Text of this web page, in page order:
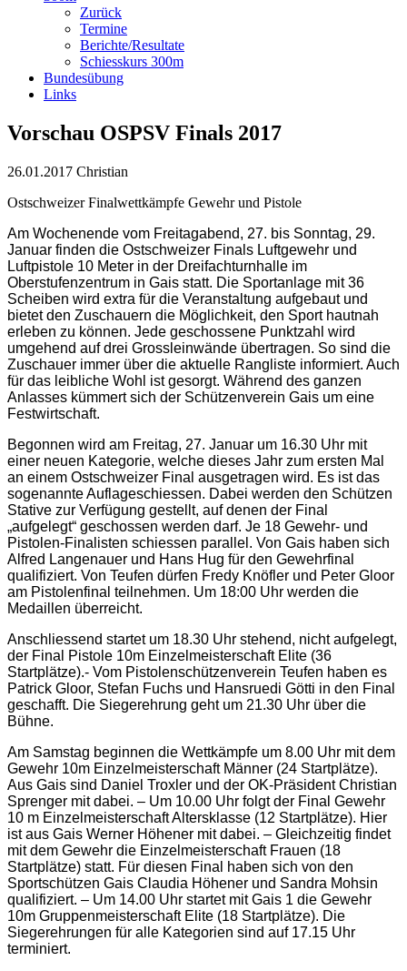
Zurück
Termine
Berichte/Resultate
Schiesskurs 300m
Bundesübung
Links
Vorschau OSPSV Finals 2017
26.01.2017 Christian
Ostschweizer Finalwettkämpfe Gewehr und Pistole
Am Wochenende vom Freitagabend, 27. bis Sonntag, 29.
Januar finden die Ostschweizer Finals Luftgewehr und
Luftpistole 10 Meter in der Dreifachturnhalle im
Oberstufenzentrum in Gais statt. Die Sportanlage mit 36
Scheiben wird extra für die Veranstaltung aufgebaut und
bietet den Zuschauern die Möglichkeit, den Sport hautnah
erleben zu können. Jede geschossene Punktzahl wird
umgehend auf drei Grossleinwände übertragen. So sind die
Zuschauer immer über die aktuelle Rangliste informiert. Auch
für das leibliche Wohl ist gesorgt. Während des ganzen
Anlasses kümmert sich der Schützenverein Gais um eine
Festwirtschaft.
Begonnen wird am Freitag, 27. Januar um 16.30 Uhr mit
einer neuen Kategorie, welche dieses Jahr zum ersten Mal
an einem Ostschweizer Final ausgetragen wird. Es ist das
sogenannte Auflageschiessen. Dabei werden den Schützen
Stative zur Verfügung gestellt, auf denen der Final
„aufgelegt“ geschossen werden darf. Je 18 Gewehr- und
Pistolen-Finalisten schiessen parallel. Von Gais haben sich
Alfred Langenauer und Hans Hug für den Gewehrfinal
qualifiziert. Von Teufen dürfen Fredy Knöfler und Peter Gloor
am Pistolenfinal teilnehmen. Um 18:00 Uhr werden die
Medaillen überreicht.
Anschliessend startet um 18.30 Uhr stehend, nicht aufgelegt,
der Final Pistole 10m Einzelmeisterschaft Elite (36
Startplätze).- Vom Pistolenschützenverein Teufen haben es
Patrick Gloor, Stefan Fuchs und Hansruedi Götti in den Final
geschafft. Die Siegerehrung geht um 21.30 Uhr über die
Bühne.
Am Samstag beginnen die Wettkämpfe um 8.00 Uhr mit dem
Gewehr 10m Einzelmeisterschaft Männer (24 Startplätze).
Aus Gais sind Daniel Troxler und der OK-Präsident Christian
Sprenger mit dabei. – Um 10.00 Uhr folgt der Final Gewehr
10 m Einzelmeisterschaft Altersklasse (12 Startplätze). Hier
ist aus Gais Werner Höhener mit dabei. – Gleichzeitig findet
mit dem Gewehr die Einzelmeisterschaft Frauen (18
Startplätze) statt. Für diesen Final haben sich von den
Sportschützen Gais Claudia Höhener und Sandra Mohsin
qualifiziert. – Um 14.00 Uhr startet mit Gais 1 die Gewehr
10m Gruppenmeisterschaft Elite (18 Startplätze). Die
Siegerehrungen für alle Kategorien sind auf 17.15 Uhr
terminiert.